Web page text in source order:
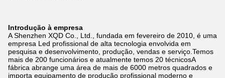
Introdução à empresa
A Shenzhen XQD Co., Ltd., fundada em fevereiro de 2010, é uma
empresa Led profissional de alta tecnologia envolvida em
pesquisa e desenvolvimento, produção, vendas e serviço.Temos
mais de 200 funcionários e atualmente temos 20 técnicosA
fábrica abrange uma área de mais de 6000 metros quadrados e
importa equipamento de produção profissional moderno e